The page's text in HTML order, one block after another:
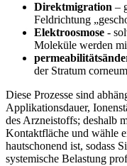
Direktmigration –
Feldrichtung
Elektroosmose -‍
Moleküle werden
der Stratum
Diese Prozesse sind
Applikationsdauer,
des Arzneistoffs; deshalb
Kontaktfläche und wähle
hautschonend ​ist, sodass
⁣systemische⁤ Belastung